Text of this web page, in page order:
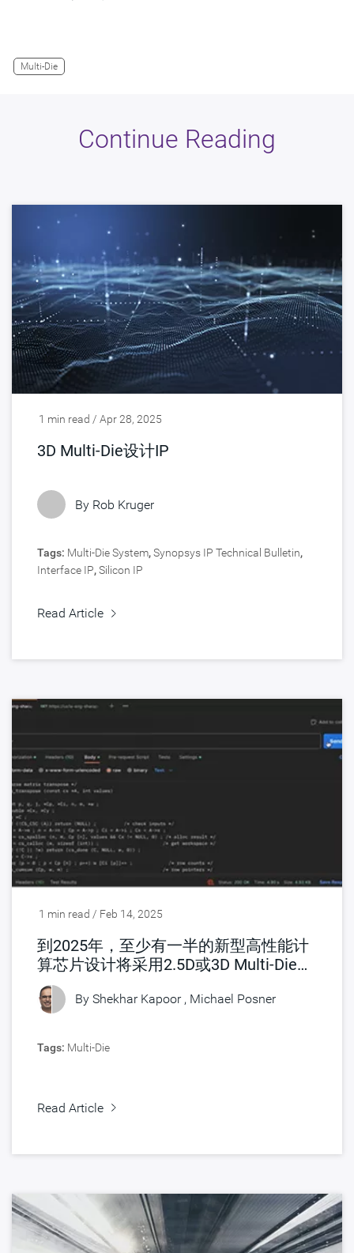
Multi-Die
Continue Reading
1 min read / Apr 28, 2025
3D Multi-Die设计IP
By Rob Kruger
Tags: Multi-Die System,Synopsys IP Technical Bulletin,
Interface IP,Silicon IP
Read Article
1 min read / Feb 14, 2025
到2025年，至少有一半的新型高性能计
算芯片设计将采用2.5D或3D Multi-Die技
术
By Shekhar Kapoor , Michael Posner
Tags: Multi-Die
Read Article